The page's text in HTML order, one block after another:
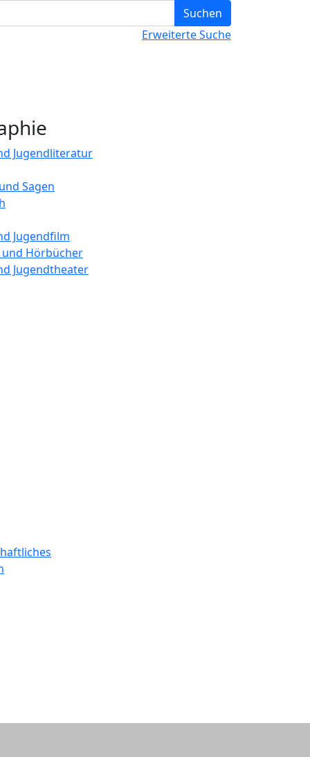
Suchen
Erweiterte Suche
Jugendliteratur
Sagen
Jugendfilm
Hörbücher
Jugendtheater